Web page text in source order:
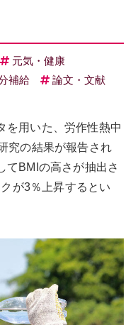
元気・健康
補給 論文・文献
を用いた、労作性熱中
究の結果が報告され
てBMIの高さが抽出さ
が3％上昇するとい